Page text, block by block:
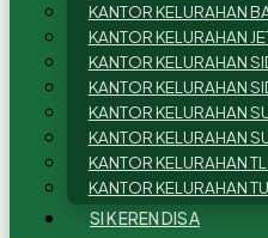
KANTOR KELURAHAN
KANTOR KELURAHAN
KANTOR KELURAHAN
KANTOR KELURAHAN
KANTOR KELURAHAN
KANTOR KELURAHAN
KANTOR KELURAHAN
KANTOR KELURAHAN
SI KEREN DISA